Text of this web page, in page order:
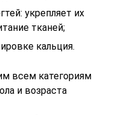
укрепляет их
тканей;
кальция.
всем категориям
и возраста